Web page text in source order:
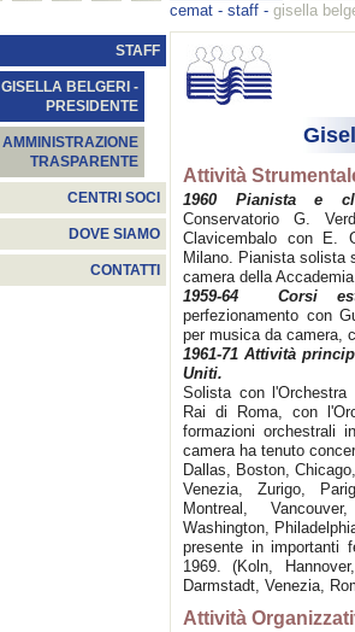
cemat - staff - gisella
STAFF
GISELLA BELGERI -
PRESIDENTE
AMMINISTRAZIONE
TRASPARENTE
CENTRI SOCI
DOVE SIAMO
CONTATTI
Attività
1960 Pianista e
Conservatorio G.
Clavicembalo con E.
Milano. Pianista solista
camera della
1959-64 Corsi
perfezionamento con
per musica da camera,
1961-71 Attività
Uniti.
Solista con l'Orchestra
Rai di Roma, con
formazioni orchestrali
camera ha tenuto
Dallas, Boston,
Venezia, Zurigo,
Montreal,
Washington,
presente in importanti
1969. (Koln,
Darmstadt, Venezia,
Attività